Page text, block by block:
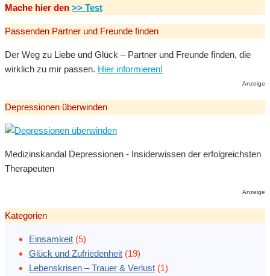
Mache hier den >> Test
Passenden Partner und Freunde finden
Der Weg zu Liebe und Glück – Partner und Freunde finden, die
wirklich zu mir passen. Hier informieren!
Anzeige
Depressionen überwinden
Medizinskandal Depressionen - Insiderwissen der erfolgreichsten
Therapeuten
Anzeige
Kategorien
Einsamkeit (5)
Glück und Zufriedenheit (19)
Lebenskrisen – Trauer & Verlust (1)